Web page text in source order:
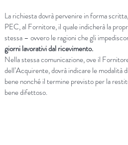
La richiesta dovrà pervenire in forma
PEC, al Fornitore, il quale indicherà la
stessa – ovvero le ragioni che gli
giorni lavorativi dal ricevimento.
Nella stessa comunicazione, ove il
dell’Acquirente, dovrà indicare le modalità
bene nonché il termine previsto per la
bene difettoso.